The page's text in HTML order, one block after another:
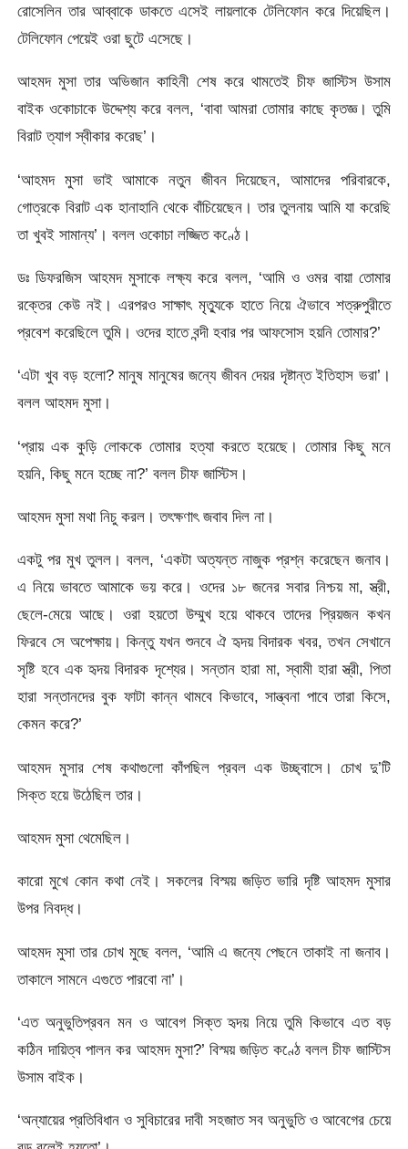
রোসেলিন তার আব্বাকে ডাকতে এসেই লায়লাকে টেলিফোন করে দিয়েছিল।
টেলিফোন পেয়েই ওরা ছুটে এসেছে।
আহমদ মুসা তার অভিজান কাহিনী শেষ করে থামতেই চীফ জাস্টিস উসাম
বাইক ওকোচাকে উদ্দেশ্য করে বলল, ‘বাবা আমরা তোমার কাছে কৃতজ্ঞ। তুমি
বিরাট ত্যাগ স্বীকার করেছ’।
‘আহমদ মুসা ভাই আমাকে নতুন জীবন দিয়েছেন, আমাদের পরিবারকে,
গোত্রকে বিরাট এক হানাহানি থেকে বাঁচিয়েছেন। তার তুলনায় আমি যা করেছি
তা খুবই সামান্য’। বলল ওকোচা লজ্জিত কণ্ঠে।
ডঃ ডিফরজিস আহমদ মুসাকে লক্ষ্য করে বলল, ‘আমি ও ওমর বায়া তোমার
রক্তের কেউ নই। এরপরও সাক্ষাৎ মৃত্যুকে হাতে নিয়ে ঐভাবে শত্রুপুরীতে
প্রবেশ করেছিলে তুমি। ওদের হাতে বন্দী হবার পর আফসোস হয়নি তোমার?’
‘এটা খুব বড় হলো? মানুষ মানুষের জন্যে জীবন দেয়র দৃষ্টান্ত ইতিহাস ভরা’।
বলল আহমদ মুসা।
‘প্রায় এক কুড়ি লোককে তোমার হত্যা করতে হয়েছে। তোমার কিছু মনে
হয়নি, কিছু মনে হচ্ছে না?’ বলল চীফ জাস্টিস।
আহমদ মুসা মথা নিচু করল। তৎক্ষণাৎ জবাব দিল না।
একটু পর মুখ তুলল। বলল, ‘একটা অত্যন্ত নাজুক প্রশ্ন করেছেন জনাব।
এ নিয়ে ভাবতে আমাকে ভয় করে। ওদের ১৮ জনের সবার নিশ্চয় মা, স্ত্রী,
ছেলে-মেয়ে আছে। ওরা হয়তো উম্মুখ হয়ে থাকবে তাদের প্রিয়জন কখন
ফিরবে সে অপেক্ষায়। কিন্তু যখন শুনবে ঐ হৃদয় বিদারক খবর, তখন সেখানে
সৃষ্টি হবে এক হৃদয় বিদারক দৃশ্যের। সন্তান হারা মা, স্বামী হারা স্ত্রী, পিতা
হারা সন্তানদের বুক ফাটা কান্ন থামবে কিভাবে, সান্ত্বনা পাবে তারা কিসে,
কেমন করে?’
আহমদ মুসার শেষ কথাগুলো কাঁপছিল প্রবল এক উচ্ছ্বাসে। চোখ দু’টি
সিক্ত হয়ে উঠেছিল তার।
আহমদ মুসা থেমেছিল।
কারো মুখে কোন কথা নেই। সকলের বিস্ময় জড়িত ভারি দৃষ্টি আহমদ মুসার
উপর নিবদ্ধ।
আহমদ মুসা তার চোখ মুছে বলল, ‘আমি এ জন্যে পেছনে তাকাই না জনাব।
তাকালে সামনে এগুতে পারবো না’।
‘এত অনুভুতিপ্রবন মন ও আবেগ সিক্ত হৃদয় নিয়ে তুমি কিভাবে এত বড়
কঠিন দায়িত্ব পালন কর আহমদ মুসা?’ বিস্ময় জড়িত কণ্ঠে বলল চীফ জাস্টিস
উসাম বাইক।
‘অন্যায়ের প্রতিবিধান ও সুবিচারের দাবী সহজাত সব অনুভুতি ও আবেগের চেয়ে